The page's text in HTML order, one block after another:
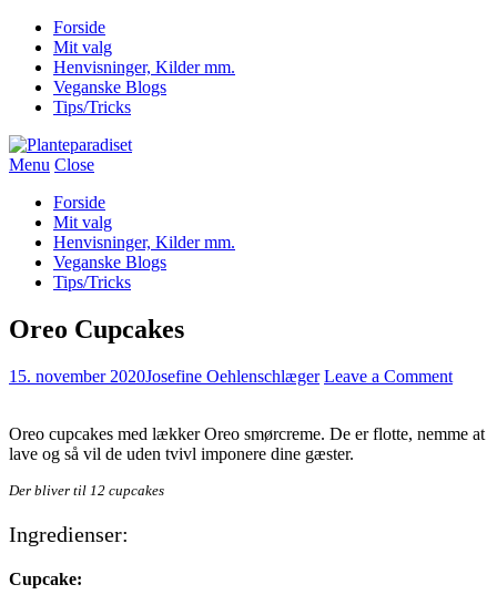
Forside
Mit valg
Henvisninger, Kilder mm.
Veganske Blogs
Tips/Tricks
Menu Close
Forside
Mit valg
Henvisninger, Kilder mm.
Veganske Blogs
Tips/Tricks
Oreo Cupcakes
15. november 2020Josefine Oehlenschlæger Leave a Comment
Oreo cupcakes med lækker Oreo smørcreme. De er flotte, nemme at
lave og så vil de uden tvivl imponere dine gæster.
Der bliver til 12 cupcakes
Ingredienser:
Cupcake: